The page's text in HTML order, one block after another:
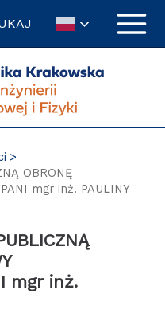
OBRONĘ
mgr inż. PAULINY
mgr inż.